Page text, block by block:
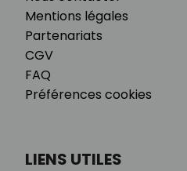
Mentions légales
Partenariats
CGV
FAQ
Préférences cookies
LIENS UTILES